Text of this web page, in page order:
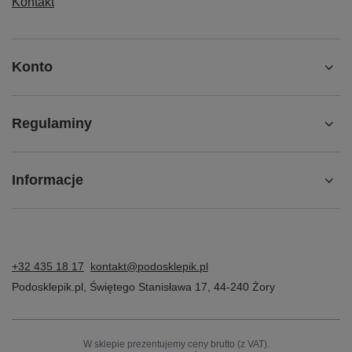
Konto
Regulaminy
Informacje
+32 435 18 17
kontakt@podosklepik.pl
Podosklepik.pl
Świętego Stanisława 17 44-240 Żory
W sklepie prezentujemy ceny brutto (z VAT).